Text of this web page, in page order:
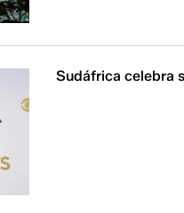
Sudáfrica celebra